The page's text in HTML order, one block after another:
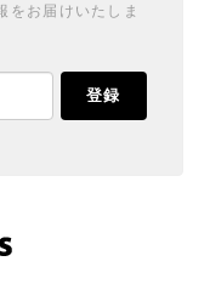
をお届けいたしま
登録